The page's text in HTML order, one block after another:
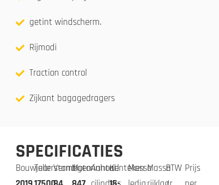
getint windscherm.
Rijmodi
Traction control
Zijkant bagagedragers
SPECIFICATIES
BouwjaarTellerstand
VermogenMotorinhoud
AantalKenteken
MassaMassaBTW Prijs